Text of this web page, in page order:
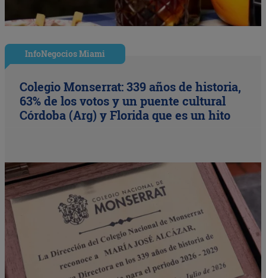
InfoNegocios Miami
Colegio Monserrat: 339 años de historia,
63% de los votos y un puente cultural
Córdoba (Arg) y Florida que es un hito